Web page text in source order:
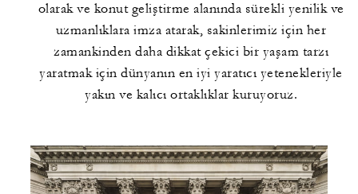
olarak ve konut geliştirme alanında sürekli yenilik ve
uzmanlıklara imza atarak, sakinlerimiz için her
zamankinden daha dikkat çekici bir yaşam tarzı
yaratmak için dünyanın en iyi yaratıcı yetenekleriyle
yakın ve kalıcı ortaklıklar kuruyoruz.